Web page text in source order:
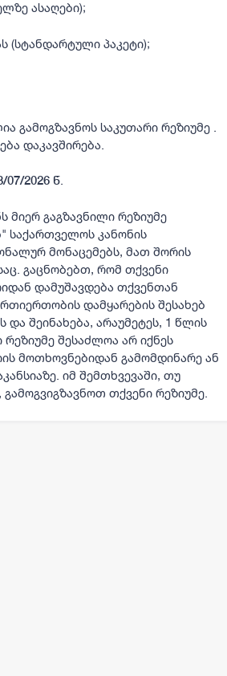
ასაღები);
(სტანდარტული პაკეტი);
გამოგზავნოს საკუთარი რეზიუმე .
დაკავშირება.
07/2026 წ.
მიერ გაგზავნილი რეზიუმე
საქართველოს კანონის
მონაცემებს, მათ შორის
გაცნობებთ, რომ თქვენი
დამუშავდება თქვენთან
დამყარების შესახებ
და შეინახება, არაუმეტეს, 1 წლის
შესაძლოა არ იქნეს
მოთხოვნებიდან გამომდინარე ან
იმ შემთხვევაში, თუ
თქვენი რეზიუმე.